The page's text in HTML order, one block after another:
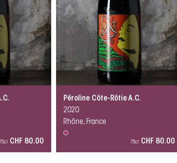
75cl CHF 80.00
Péroline Côte-Rôtie A.C.
2020
Rhône, France
75cl CHF 80.00